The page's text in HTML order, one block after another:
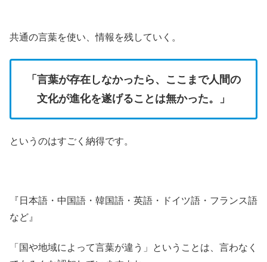
共通の言葉を使い、情報を残していく。
「言葉が存在しなかったら、ここまで人間の
文化が進化を遂げることは無かった。」
というのはすごく納得です。
『日本語・中国語・韓国語・英語・ドイツ語・フランス語
など』
「国や地域によって言葉が違う」ということは、言わなく